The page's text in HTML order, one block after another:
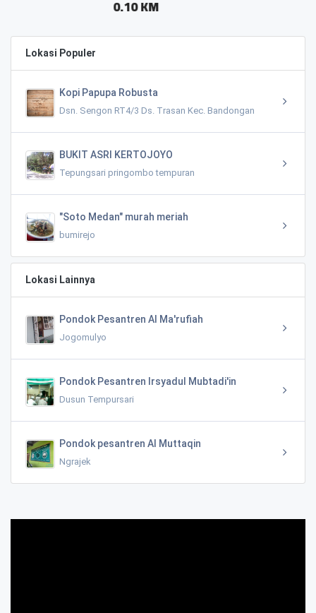
Lokasi Populer
Kopi Papupa Robusta
Dsn. Sengon RT4/3 Ds. Trasan Kec. Bandongan
BUKIT ASRI KERTOJOYO
Tepungsari pringombo tempuran
"Soto Medan" murah meriah
bumirejo
Lokasi Lainnya
Pondok Pesantren Al Ma'rufiah
Jogomulyo
Pondok Pesantren Irsyadul Mubtadi'in
Dusun Tempursari
Pondok pesantren Al Muttaqin
Ngrajek